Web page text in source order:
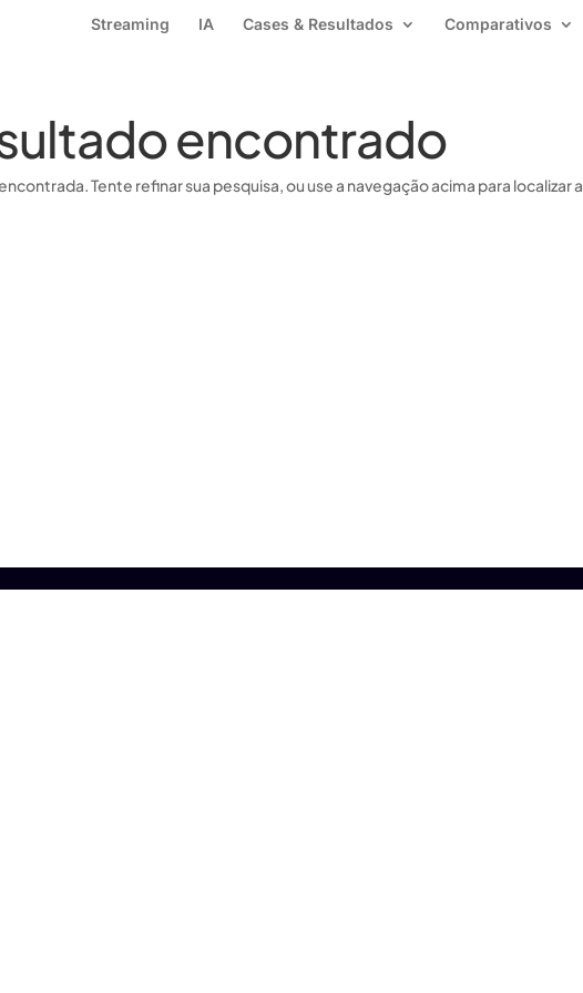
Streaming IA Cases & Resultados Comparativos
encontrado
Tente refinar sua pesquisa, ou use a navegação acima para localizar a